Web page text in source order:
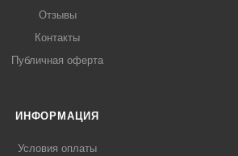
Отзывы
Контакты
Публичная оферта
ИНФОРМАЦИЯ
Условия оплаты